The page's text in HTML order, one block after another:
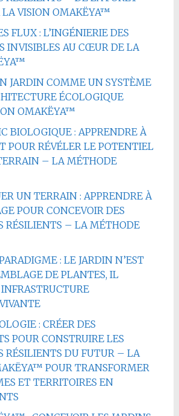
VISION OMAKËYA™
FLUX : L’INGÉNIERIE DES
INVISIBLES AU CŒUR DE LA
JARDIN COMME UN SYSTÈME
ÉCOLOGIQUE
OMAKËYA™
BIOLOGIQUE : APPRENDRE À
POUR RÉVÉLER LE POTENTIEL
– LA MÉTHODE
UN TERRAIN : APPRENDRE À
POUR CONCEVOIR DES
RÉSILIENTS – LA MÉTHODE
: LE JARDIN N’EST
DE PLANTES, IL
: CRÉER DES
POUR CONSTRUIRE LES
RÉSILIENTS DU FUTUR – LA
POUR TRANSFORMER
ET TERRITOIRES EN